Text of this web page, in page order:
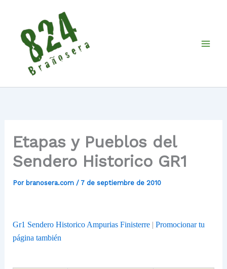
contenido
Etapas y Pueblos del
Sendero Historico GR1
Por branosera.com / 7 de septiembre de 2010
Gr1 Sendero Historico Ampurias Finisterre| Promocionar tu
página también